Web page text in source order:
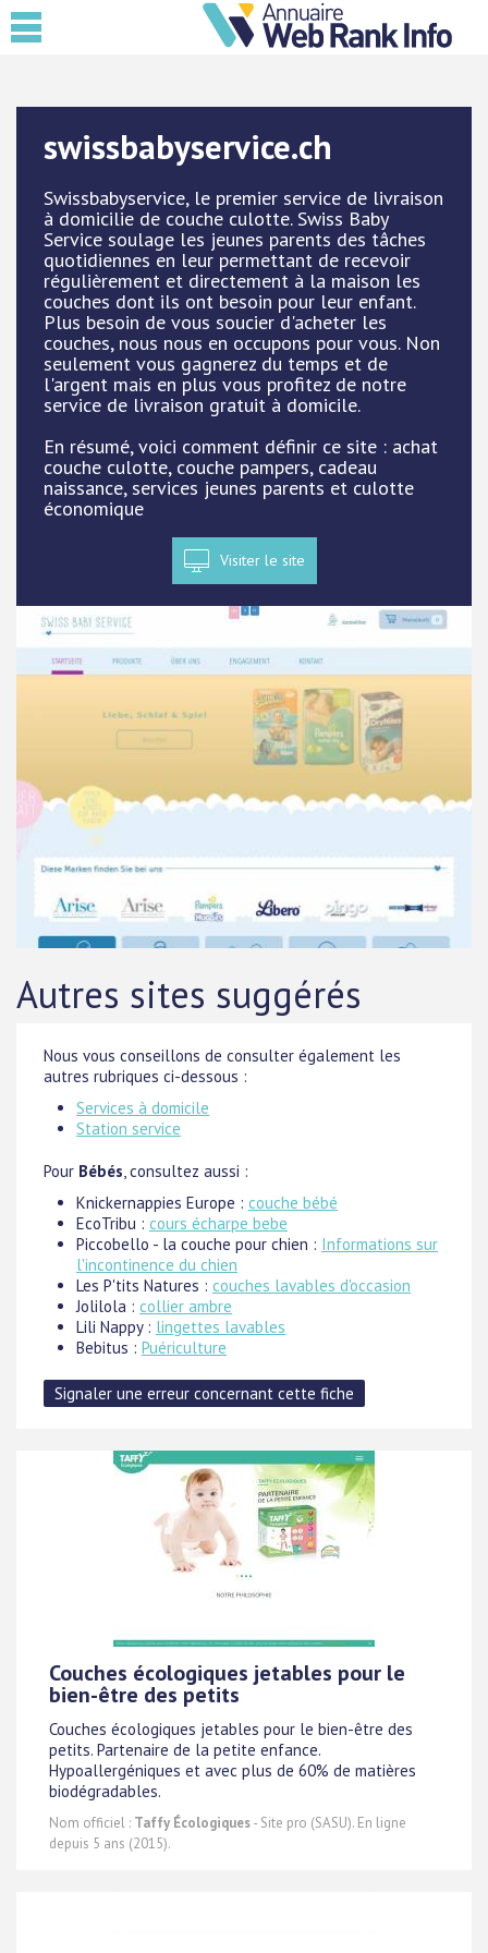
swissbabyservice.ch
Swissbabyservice, le premier service de livraison
à domicilie de couche culotte. Swiss Baby
Service soulage les jeunes parents des tâches
quotidiennes en leur permettant de recevoir
régulièrement et directement à la maison les
couches dont ils ont besoin pour leur enfant.
Plus besoin de vous soucier d'acheter les
couches, nous nous en occupons pour vous. Non
seulement vous gagnerez du temps et de
l'argent mais en plus vous profitez de notre
service de livraison gratuit à domicile.
En résumé, voici comment définir ce site : achat
couche culotte, couche pampers, cadeau
naissance, services jeunes parents et culotte
économique
Visiter le site
Autres sites suggérés
Nous vous conseillons de consulter également les
autres rubriques ci-dessous :
Services à domicile
Station service
Pour Bébés, consultez aussi :
Knickernappies Europe : couche bébé
EcoTribu : cours écharpe bebe
Piccobello - la couche pour chien : Informations sur
l'incontinence du chien
Les P'tits Natures : couches lavables d'occasion
Jolilola : collier ambre
Lili Nappy : lingettes lavables
Bebitus : Puériculture
Couches écologiques jetables pour le
bien-être des petits
Couches écologiques jetables pour le bien-être des
petits. Partenaire de la petite enfance.
Hypoallergéniques et avec plus de 60% de matières
biodégradables.
Nom officiel : Taffy Écologiques- Site pro (SASU). En ligne
depuis 5 ans (2015).